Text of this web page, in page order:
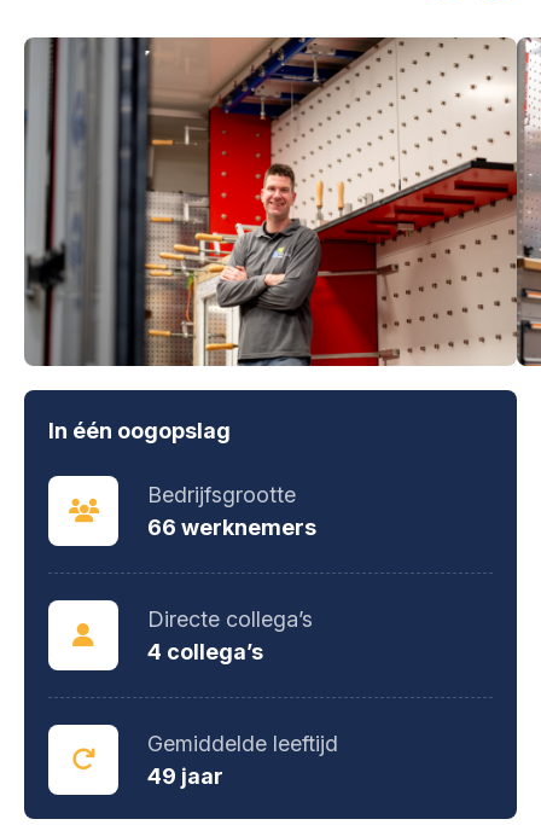
In één oogopslag
Bedrijfsgrootte
66 werknemers
Directe collega’s
4 collega’s
Gemiddelde leeftijd
49 jaar